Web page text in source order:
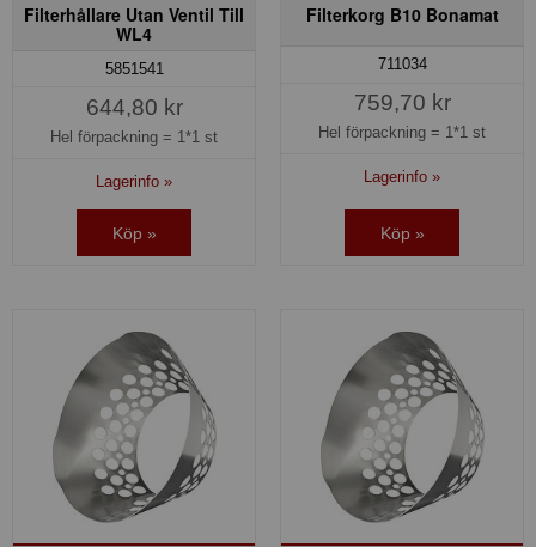
Filterhållare Utan Ventil Till
WL4
5851541
644,80 kr
Hel förpackning = 1*1 st
Lagerinfo »
Köp »
Filterkorg B10 Bonamat
711034
759,70 kr
Hel förpackning = 1*1 st
Lagerinfo »
Köp »